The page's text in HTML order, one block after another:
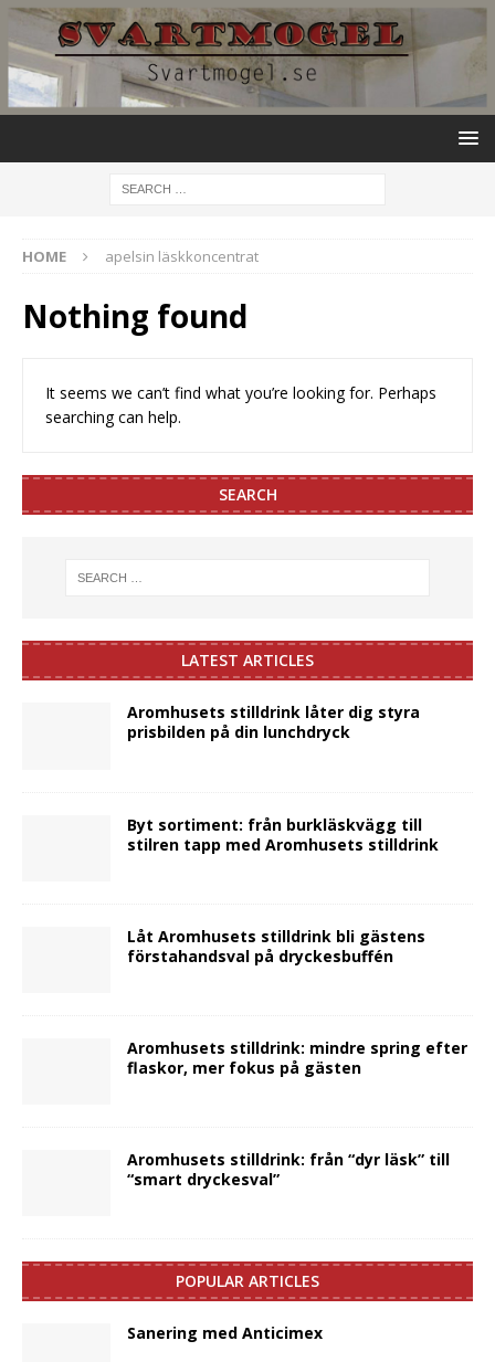
HOME apelsin läskkoncentrat
Nothing found
It seems we can’t find what you’re looking for. Perhaps
searching can help.
SEARCH
LATEST ARTICLES
Aromhusets stilldrink låter dig styra
prisbilden på din lunchdryck
Byt sortiment: från burkläskvägg till
stilren tapp med Aromhusets stilldrink
Låt Aromhusets stilldrink bli gästens
förstahandsval på dryckesbuffén
Aromhusets stilldrink: mindre spring efter
flaskor, mer fokus på gästen
Aromhusets stilldrink: från “dyr läsk” till
“smart dryckesval”
POPULAR ARTICLES
Sanering med Anticimex